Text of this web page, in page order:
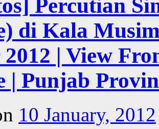
Percutian
di Kala
| View
| Punjab
10 January, 2012